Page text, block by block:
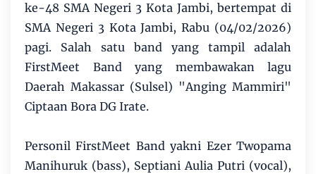
ke-48 SMA Negeri 3 Kota Jambi, bertempat di
SMA Negeri 3 Kota Jambi, Rabu (04/02/2026)
pagi. Salah satu band yang tampil adalah
FirstMeet Band yang membawakan lagu
Daerah Makassar (Sulsel) "Anging Mammiri"
Ciptaan Bora DG Irate.
Personil FirstMeet Band yakni Ezer Twopama
Manihuruk (bass), Septiani Aulia Putri (vocal),